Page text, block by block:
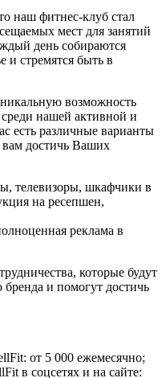
наш фитнес-клуб стал
мест для занятий
день собираются
и стремятся быть в
возможность
нашей активной и
есть различные варианты
вам достичь Ваших
телевизоры, шкафчики в
на ресепшен,
реклама в
которые будут
и помогут достичь
от 5 000 ежемесячно;
в соцсетях и на сайте: